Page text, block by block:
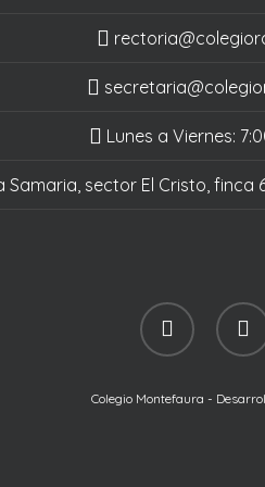
Lunes a Viernes:
Samaria, sector El Cristo, finca
facebook youtube
Colegio Montefaura -